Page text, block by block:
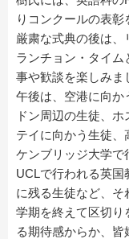
りコンクールの表彰
厳粛な式典の後は
ランチョン・タイ
事や歓談を楽しみま
午後は、空港に向か
ドン周辺の生徒、
テイに向かう生徒、
ケンブリッジ大学で
UCLで行われる英国
に残る生徒など、そ
学期を終えて区切り
る期待感からか、皆